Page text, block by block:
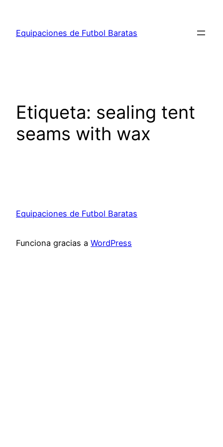
contenido
Equipaciones de Futbol Baratas
Etiqueta: sealing tent
seams with wax
Equipaciones de Futbol Baratas
Funciona gracias a WordPress